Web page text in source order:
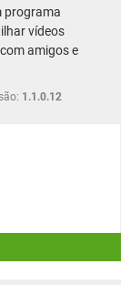
programa
vídeos
amigos e
1.1.0.12